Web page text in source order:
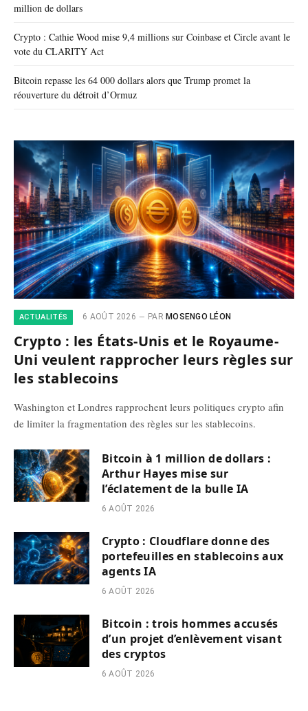
million de dollars
Crypto : Cathie Wood mise 9,4 millions sur Coinbase et Circle avant le
vote du CLARITY Act
Bitcoin repasse les 64 000 dollars alors que Trump promet la
réouverture du détroit d’Ormuz
ACTUALITÉS 6 AOÛT 2026 PAR MOSENGO LÉON
Crypto : les États-Unis et le Royaume-
Uni veulent rapprocher leurs règles sur
les stablecoins
Washington et Londres rapprochent leurs politiques crypto afin
de limiter la fragmentation des règles sur les stablecoins.
Bitcoin à 1 million de dollars :
Arthur Hayes mise sur
l’éclatement de la bulle IA
6 AOÛT 2026
Crypto : Cloudflare donne des
portefeuilles en stablecoins aux
agents IA
6 AOÛT 2026
Bitcoin : trois hommes accusés
d’un projet d’enlèvement visant
des cryptos
6 AOÛT 2026